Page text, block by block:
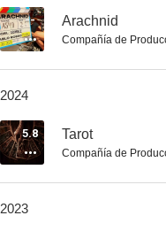
-- Arachnid
Compañía de
2024
5.8 Tarot
Compañía de
2023